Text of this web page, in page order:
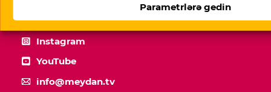
Parametrlərə gedin
Facebook
Instagram
YouTube
info@meydan.tv